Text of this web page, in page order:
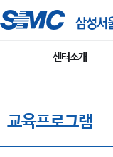
센터소개
교육프로그램